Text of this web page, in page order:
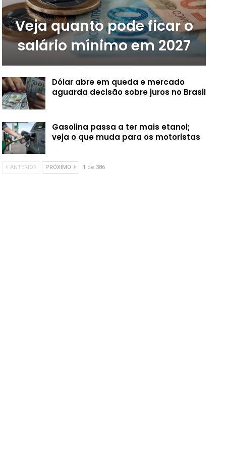
Veja quanto pode ficar o
salário mínimo em 2027
Dólar abre em queda e mercado
aguarda decisão sobre juros no Brasil
Gasolina passa a ter mais etanol;
veja o que muda para os motoristas
ANTERIOR PRÓXIMO 1 de 386